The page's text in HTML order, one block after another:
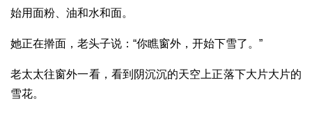
始用面粉、油和水和面。
她正在擀面，老头子说：“你瞧窗外，开始下雪了。”
老太太往窗外一看，看到阴沉沉的天空上正落下大片大片的
雪花。